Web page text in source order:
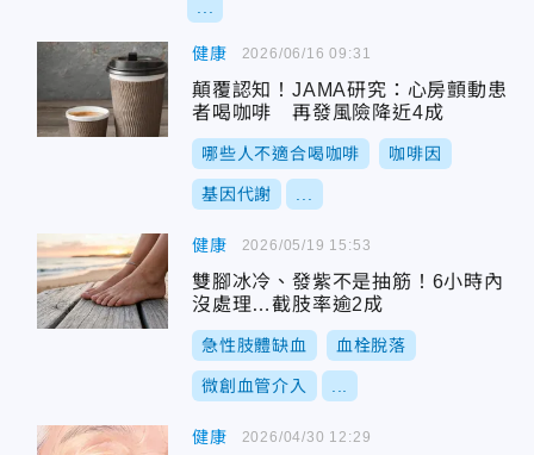
健康
顛覆認知！JAMA研究：心房顫動患
者喝咖啡 再發風險降近4成
哪些人不適合喝咖啡 咖啡因
基因代謝
2026/06/16 09:31
健康
雙腳冰冷、發紫不是抽筋！6小時內
沒處理…截肢率逾2成
急性肢體缺血 血栓脫落
微創血管介入
2026/05/19 15:53
健康 2026/04/30 12:29